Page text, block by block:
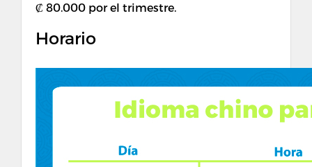
₡ 80.000 por el trimestre.
Horario